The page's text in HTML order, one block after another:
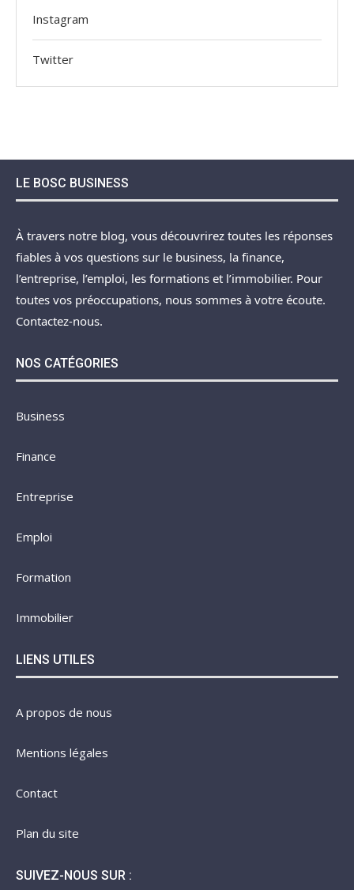
Instagram
Twitter
LE BOSC BUSINESS
À travers notre blog, vous découvrirez toutes les réponses
fiables à vos questions sur le business, la finance,
l’entreprise, l’emploi, les formations et l’immobilier. Pour
toutes vos préoccupations, nous sommes à votre écoute.
Contactez-nous.
NOS CATÉGORIES
Business
Finance
Entreprise
Emploi
Formation
Immobilier
LIENS UTILES
A propos de nous
Mentions légales
Contact
Plan du site
SUIVEZ-NOUS SUR :